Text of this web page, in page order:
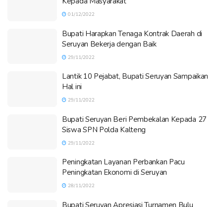
01/12/2022
Bupati Harapkan Tenaga Kontrak Daerah di
Seruyan Bekerja dengan Baik
29/11/2022
Lantik 10 Pejabat, Bupati Seruyan Sampaikan
Hal ini
29/11/2022
Bupati Seruyan Beri Pembekalan Kepada 27
Siswa SPN Polda Kalteng
29/11/2022
Peningkatan Layanan Perbankan Pacu
Peningkatan Ekonomi di Seruyan
28/11/2022
Bupati Seruyan Apresiasi Turnamen Bulu